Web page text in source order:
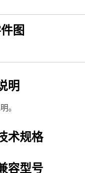
图
明
。
术规格
容型号